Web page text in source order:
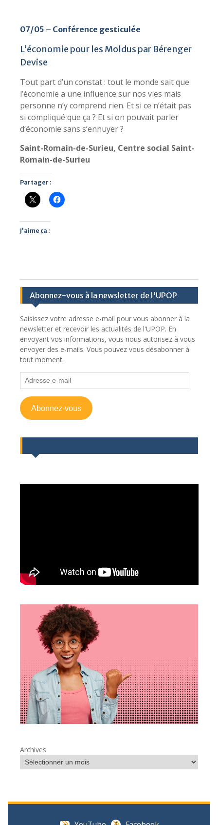
07/05 – Conférence gesticulée
L’économie pour les Moldus par Bérenger
Devise
Tout part d’un constat : tout le monde sait que
l’économie a une influence sur nos vies mais
personne n’y comprend rien. Et si ce n’était pas
si compliqué que ça ? Et si on pouvait parler
d’économie sans s’ennuyer ?
Saint-Romain-de-Surieu, Centre social Saint-
Romain-de-Surieu
Partager :
J’aime ça :
Abonnez-vous à la newsletter de l'UPOP
Saisissez votre adresse e-mail pour vous abonner à la
newsletter et recevoir les actualités de l'UPOP. En
envoyant vos informations, vous nous autorisez à vous
envoyer des e-mails. Vous pouvez vous désabonner à
tout moment.
Adresse
e-
mail
Abonnez-vous
Archives